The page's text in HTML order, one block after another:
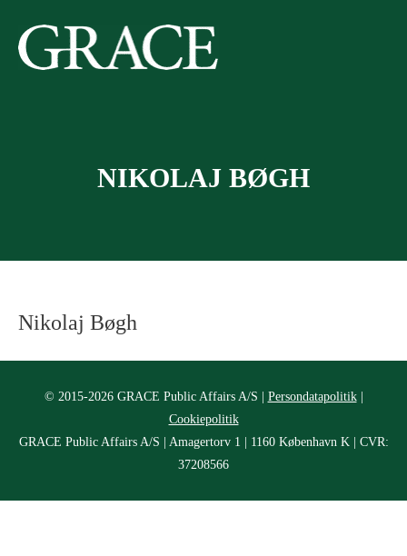
indholdet
NIKOLAJ BØGH
Nikolaj Bøgh
© 2015-2026 GRACE Public Affairs A/S | Persondatapolitik|
Cookiepolitik
GRACE Public Affairs A/S | Amagertorv 1 | 1160 København K | CVR:
37208566